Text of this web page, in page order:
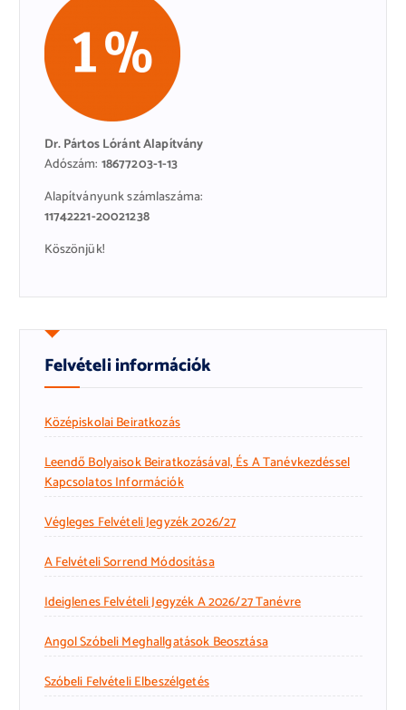
Dr. Pártos Lóránt Alapítvány
Adószám: 18677203-1-13
Alapítványunk számlaszáma:
11742221-20021238
Köszönjük!
Felvételi információk
Középiskolai Beiratkozás
Leendő Bolyaisok Beiratkozásával, És A Tanévkezdéssel
Kapcsolatos Információk
Végleges Felvételi Jegyzék 2026/27
A Felvételi Sorrend Módosítása
Ideiglenes Felvételi Jegyzék A 2026/27 Tanévre
Angol Szóbeli Meghallgatások Beosztása
Szóbeli Felvételi Elbeszélgetés